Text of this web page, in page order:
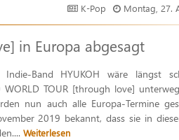
K-Pop
Montag, 27.
in Europa abgesagt
Indie-Band HYUKOH wäre längst
‌WORLD‌ ‌TOUR‌ ‌[through‌ ‌love]‌
nun auch alle Europa-Termine
2019 bekannt, dass sie in
Weiterlesen